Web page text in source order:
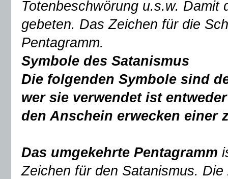
Totenbeschwörung u.s.w.
gebeten. Das Zeichen für die
Pentagramm.
Symbole des Satanismus
Die folgenden Symbole sind
wer sie verwendet ist
den Anschein erwecken einer
Das umgekehrte Pentagramm
Zeichen für den Satanismus.